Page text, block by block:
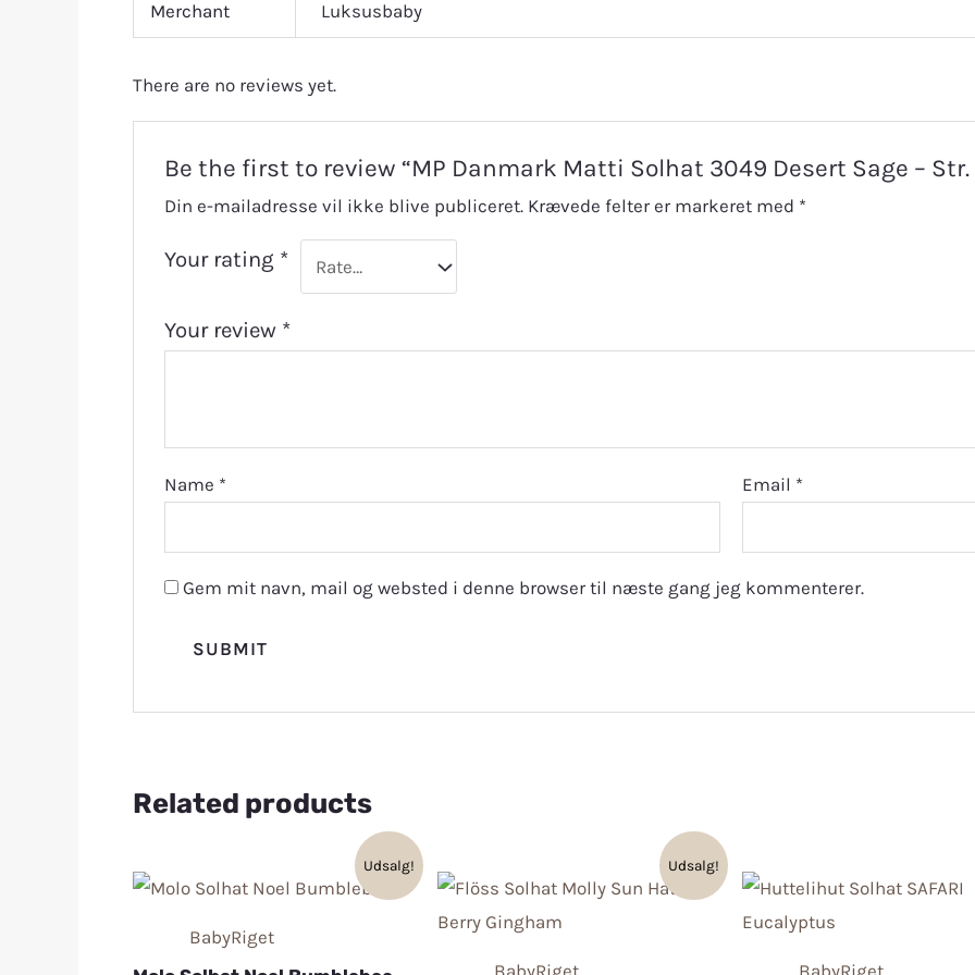
Merchant Luksusbaby
There are no reviews yet.
Be the first to review “MP Danmark Matti Solhat 3049 Desert Sage – Str.
Din e-mailadresse vil ikke blive publiceret. Krævede felter er markeret med *
Your rating *
Your review *
Name * Email *
Gem mit navn, mail og websted i denne browser til næste gang jeg kommenterer.
Related products
Udsalg!
BabyRiget
Udsalg!
BabyRiget BabyRiget